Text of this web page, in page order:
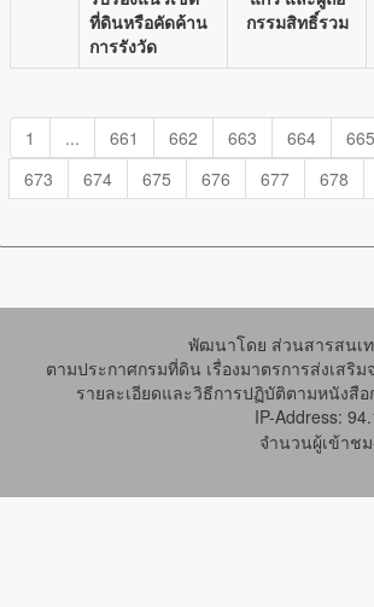
ที่ดินหรือคัดค้าน
การรังวัด
กรรมสิทธิ์รวม
1 ... 661 662 663 664
665
673
674 675 676 677 678
พัฒนาโดย ส่วนสารสนเ
ตามประกาศกรมที่ดิน เรื่องมาตรการส่งเสริ
รายละเอียดและวิธีการปฏิบัติตามหนังสื
IP-Address:
จำนวนผู้เข้าช